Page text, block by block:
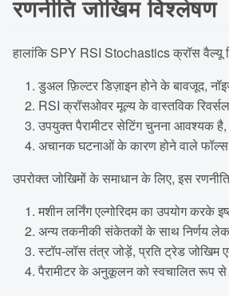
रणनीति जोखिम विश्लेषण
हालांकि SPY RSI Stochastics क्रॉस वैल्यू
डुअल फ़िल्टर डिज़ाइन होने के बावजूद,
RSI क्रॉसओवर मूल्य के वास्तविक
उपयुक्त पैरामीटर सेटिंग चुनना आवश्यक
अचानक घटनाओं के कारण होने वाले
उपरोक्त जोखिमों के समाधान के लिए, इस
मशीन लर्निंग एल्गोरिदम का उपयोग करके
अन्य तकनीकी संकेतकों के साथ निर्णय
स्टॉप-लॉस तंत्र जोड़ें, प्रति ट्रेड जोखिम
पैरामीटर के अनुकूलन को स्वचालित रूप